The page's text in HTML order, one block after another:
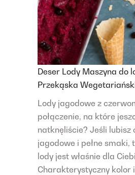
Deser Lody Maszyna do
Przekąska
Lody jagodowe z
połączenie, na które
natknęliście? Jeśli lubisz
jagodowe i pełne smaki,
lody jest właśnie dla
Charakterystyczny kolor